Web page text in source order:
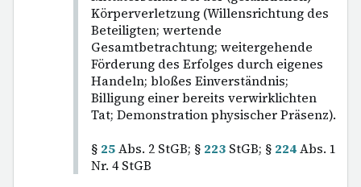
Körperverletzung (Willensrichtung des
Beteiligten; wertende
Gesamtbetrachtung; weitergehende
Förderung des Erfolges durch eigenes
Handeln; bloßes Einverständnis;
Billigung einer bereits verwirklichten
Tat; Demonstration physischer Präsenz).
§ 25Abs. 2 StGB; § 223 StGB; § 224Abs. 1
Nr. 4 StGB